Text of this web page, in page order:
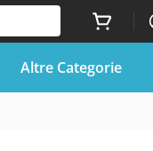
Altre Categorie